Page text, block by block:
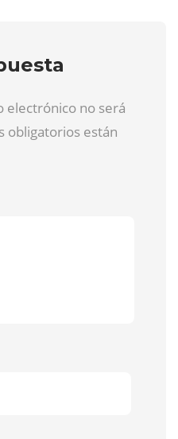
electrónico no será
obligatorios están